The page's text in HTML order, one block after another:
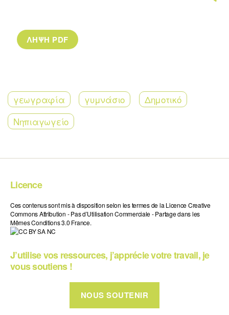
γεωγραφία γυμνάσιο
Δημοτικό
Νηπιαγωγείο
Licence
Ces contenus sont mis à disposition selon les termes de la Licence Creative
Commons Attribution - Pas d’Utilisation Commerciale - Partage dans les
Mêmes Conditions 3.0 France.
J’utilise vos ressources, j’apprécie votre travail, je
vous soutiens !
NOUS SOUTENIR